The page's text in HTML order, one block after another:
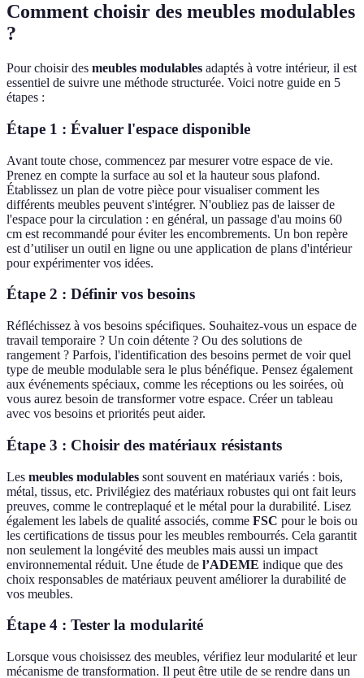
Comment choisir des meubles modulables
?
Pour choisir des meubles modulables adaptés à votre intérieur, il est
essentiel de suivre une méthode structurée. Voici notre guide en 5
étapes :
Étape 1 : Évaluer l'espace disponible
Avant toute chose, commencez par mesurer votre espace de vie.
Prenez en compte la surface au sol et la hauteur sous plafond.
Établissez un plan de votre pièce pour visualiser comment les
différents meubles peuvent s'intégrer. N'oubliez pas de laisser de
l'espace pour la circulation : en général, un passage d'au moins 60
cm est recommandé pour éviter les encombrements. Un bon repère
est d’utiliser un outil en ligne ou une application de plans d'intérieur
pour expérimenter vos idées.
Étape 2 : Définir vos besoins
Réfléchissez à vos besoins spécifiques. Souhaitez-vous un espace de
travail temporaire ? Un coin détente ? Ou des solutions de
rangement ? Parfois, l'identification des besoins permet de voir quel
type de meuble modulable sera le plus bénéfique. Pensez également
aux événements spéciaux, comme les réceptions ou les soirées, où
vous aurez besoin de transformer votre espace. Créer un tableau
avec vos besoins et priorités peut aider.
Étape 3 : Choisir des matériaux résistants
Les meubles modulables sont souvent en matériaux variés : bois,
métal, tissus, etc. Privilégiez des matériaux robustes qui ont fait leurs
preuves, comme le contreplaqué et le métal pour la durabilité. Lisez
également les labels de qualité associés, comme FSC pour le bois ou
les certifications de tissus pour les meubles rembourrés. Cela garantit
non seulement la longévité des meubles mais aussi un impact
environnemental réduit. Une étude de l’ADEME indique que des
choix responsables de matériaux peuvent améliorer la durabilité de
vos meubles.
Étape 4 : Tester la modularité
Lorsque vous choisissez des meubles, vérifiez leur modularité et leur
mécanisme de transformation. Il peut être utile de se rendre dans un